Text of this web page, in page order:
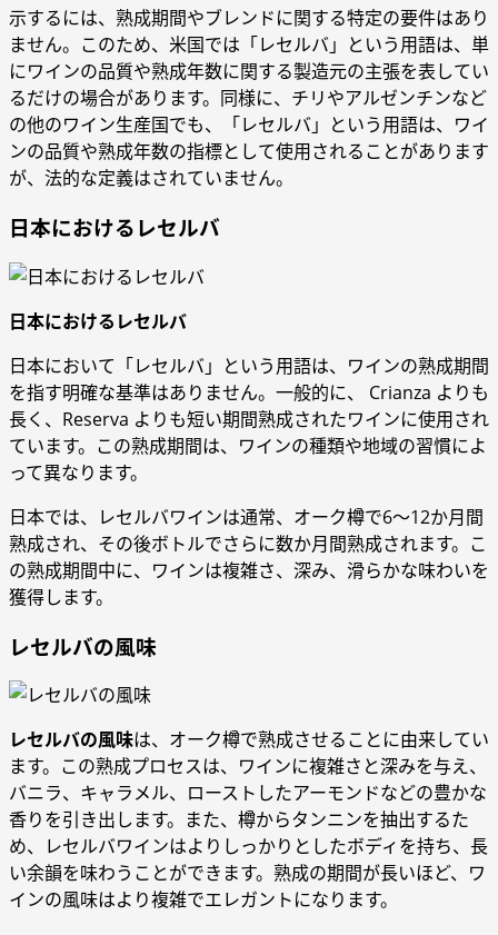
示するには、熟成期間やブレンドに関する特定の要件はあり
ません。このため、米国では「レセルバ」という用語は、単
にワインの品質や熟成年数に関する製造元の主張を表してい
るだけの場合があります。同様に、チリやアルゼンチンなど
の他のワイン生産国でも、「レセルバ」という用語は、ワイ
ンの品質や熟成年数の指標として使用されることがあります
が、法的な定義はされていません。
日本におけるレセルバ
日本におけるレセルバ
日本において「レセルバ」という用語は、ワインの熟成期間
を指す明確な基準はありません。一般的に、 Crianza よりも
長く、Reserva よりも短い期間熟成されたワインに使用され
ています。この熟成期間は、ワインの種類や地域の習慣によ
って異なります。
日本では、レセルバワインは通常、オーク樽で6〜12か月間
熟成され、その後ボトルでさらに数か月間熟成されます。こ
の熟成期間中に、ワインは複雑さ、深み、滑らかな味わいを
獲得します。
レセルバの風味
レセルバの風味は、オーク樽で熟成させることに由来してい
ます。この熟成プロセスは、ワインに複雑さと深みを与え、
バニラ、キャラメル、ローストしたアーモンドなどの豊かな
香りを引き出します。また、樽からタンニンを抽出するた
め、レセルバワインはよりしっかりとしたボディを持ち、長
い余韻を味わうことができます。熟成の期間が長いほど、ワ
インの風味はより複雑でエレガントになります。